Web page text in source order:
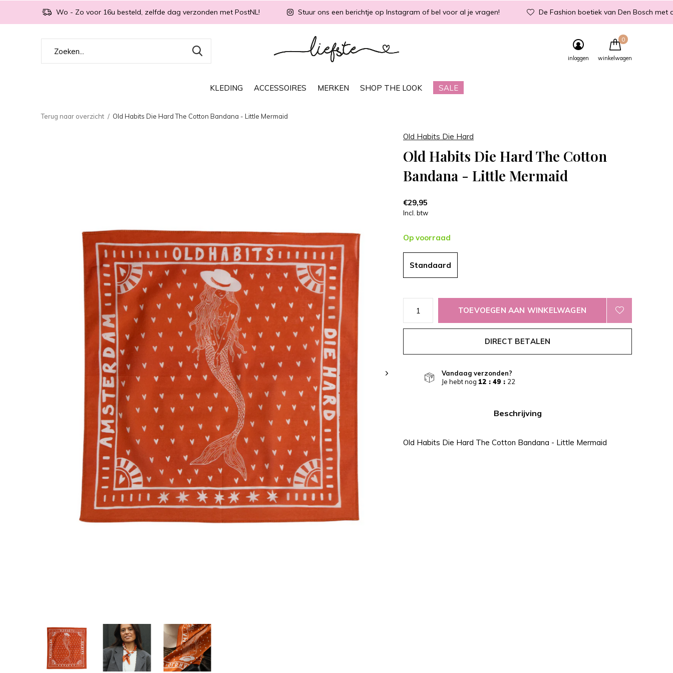
KLEDING ACCESSOIRES MERKEN SHOP THE LOOK SALE
inloggen winkelwagen
0
Wo - Zo voor 16u besteld, zelfde dag verzonden met PostNL! Stuur ons een berichtje op Instagram of bel voor al je vragen! De Fashion boetiek van Den Bosch met
Terug naar overzicht Old Habits Die Hard The Cotton Bandana - Little Mermaid
Old Habits Die Hard
Old Habits Die Hard The Cotton
Bandana - Little Mermaid
€29,95
Incl. btw
Op voorraad
Standaard
TOEVOEGEN AAN WINKELWAGEN
DIRECT BETALEN
Vandaag verzonden?
Je hebt nog 12 : 49 : 22
Beschrijving
Old Habits Die Hard The Cotton Bandana - Little Mermaid